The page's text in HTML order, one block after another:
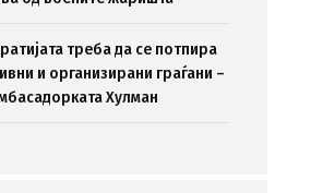
треба да се потпира
и организирани граѓани –
Хулман